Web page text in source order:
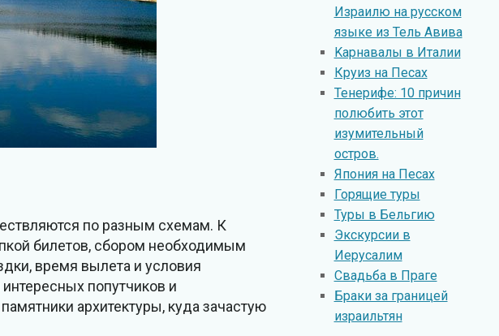
по разным схемам. К
билетов, сбором необходимым
время вылета и условия
попутчиков и
архитектуры, куда зачастую
Израилю на русском
языке из Тель Авива
Kарнавалы в Италии
Круиз на Песах
Тенерифе: 10 причин
полюбить этот
изумительный
остров.
Япония на Песах
Горящие туры
Туры в Бельгию
Экскурсии в
Иерусалим
Свадьба в Праге
Браки за границей
израильтян